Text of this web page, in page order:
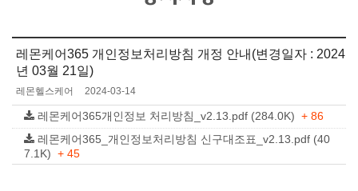
레몬케어365 개인정보처리방침 개정 안내(변경일자 : 2024
년 03월 21일)
레몬헬스케어 2024-03-14
레몬케어365개인정보 처리방침_v2.13.pdf (284.0K) + 86
레몬케어365_개인정보처리방침 신구대조표_v2.13.pdf (40
7.1K) + 45